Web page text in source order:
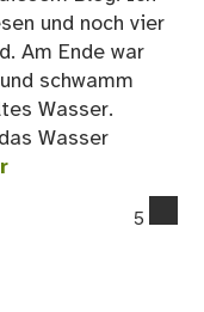
und noch vier
Am Ende war
schwamm
Wasser.
Wasser
5